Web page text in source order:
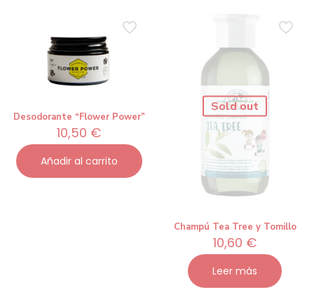
Desodorante “Flower Power”
10,50 €
Añadir al carrito
Sold out
Champú Tea Tree y Tomillo
10,60 €
Leer más